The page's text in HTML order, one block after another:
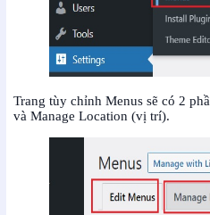
Trang tùy chỉnh Menus sẽ có 2
và Manage Location (vị trí).